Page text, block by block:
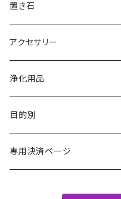
置き石
原石
ポイント
丸玉
その他
アクセサリー
ブレスレット
ペンダント・ネックレス
その他
浄化用品
目的別
金運・財運・仕事運
専用決済ページ